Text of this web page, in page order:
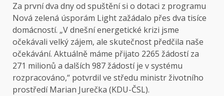
Za první dva dny od spuštění si o dotaci z programu
Nová zelená úsporám Light zažádalo přes dva tisíce
domácností. „V dnešní energetické krizi jsme
očekávali velký zájem, ale skutečnost předčila naše
očekávání. Aktuálně máme přijato 2265 žádostí za
271 milionů a dalších 987 žádostí je v systému
rozpracováno,“ potvrdil ve středu ministr životního
prostředí Marian Jurečka (KDU-ČSL).